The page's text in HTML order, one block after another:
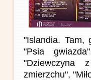
"Islandia. Tam,
"Psia
"Dziewczyna
zmierzchu",